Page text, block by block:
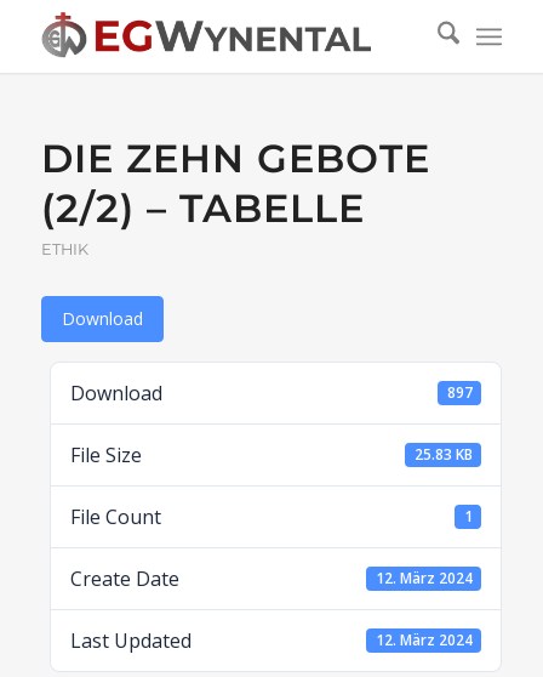
DIE ZEHN GEBOTE
(2/2) – TABELLE
ETHIK
Download
Download 897
File Size 25.83 KB
File Count 1
Create Date 12. März 2024
Last Updated 12. März 2024